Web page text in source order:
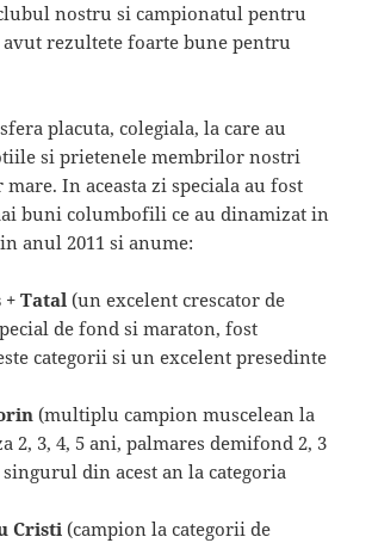
nostru si campionatul pentru
avut rezultete foarte bune pentru
placuta, colegiala, la care au
si prietenele membrilor nostri
In aceasta zi speciala au fost
buni columbofili ce au dinamizat in
anul 2011 si anume:
+ Tatal (un excelent crescator de
de fond si maraton, fost
categorii si un excelent presedinte
(multiplu campion muscelean la
2, 3, 4, 5 ani, palmares demifond 2, 3
din acest an la categoria
Cristi (campion la categorii de